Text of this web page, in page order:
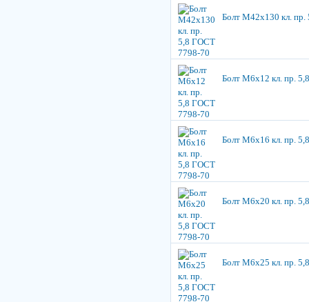
Болт М42х130 кл.
Болт М6х12 кл. пр.
Болт М6х16 кл. пр.
Болт М6х20 кл. пр.
Болт М6х25 кл. пр.